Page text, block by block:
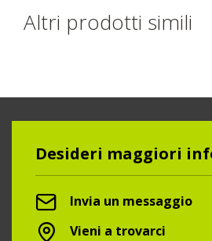
Altri prodotti simili
Desideri maggiori
Invia un messaggio
Vieni a trovarci